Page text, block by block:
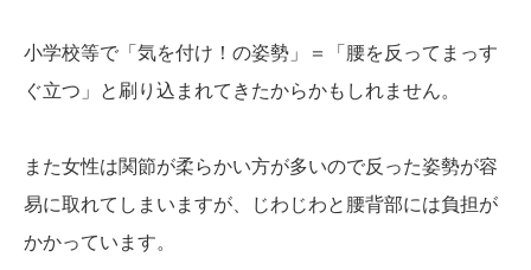
小学校等で「気を付け！の姿勢」＝「腰を反ってまっす
ぐ立つ」と刷り込まれてきたからかもしれません。
また女性は関節が柔らかい方が多いので反った姿勢が容
易に取れてしまいますが、じわじわと腰背部には負担が
かかっています。